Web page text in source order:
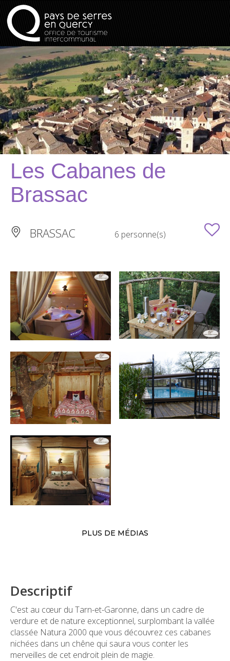
Les Cabanes de
Brassac
BRASSAC 6 personne(s)
PLUS DE MÉDIAS
Descriptif
C'est au cœur du Tarn-et-Garonne, dans un cadre de
verdure et de nature exceptionnel, surplombant la vallée
classée Natura 2000 que vous découvrez ces cabanes
nichées dans un chêne qui saura vous conter les
merveilles de cet endroit plein de magie.